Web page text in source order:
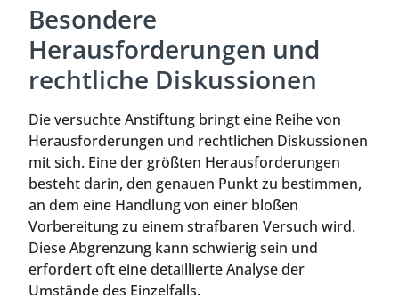
Besondere
Herausforderungen und
rechtliche Diskussionen
Die versuchte Anstiftung bringt eine Reihe von
Herausforderungen und rechtlichen Diskussionen
mit sich. Eine der größten Herausforderungen
besteht darin, den genauen Punkt zu bestimmen,
an dem eine Handlung von einer bloßen
Vorbereitung zu einem strafbaren Versuch wird.
Diese Abgrenzung kann schwierig sein und
erfordert oft eine detaillierte Analyse der
Umstände des Einzelfalls.